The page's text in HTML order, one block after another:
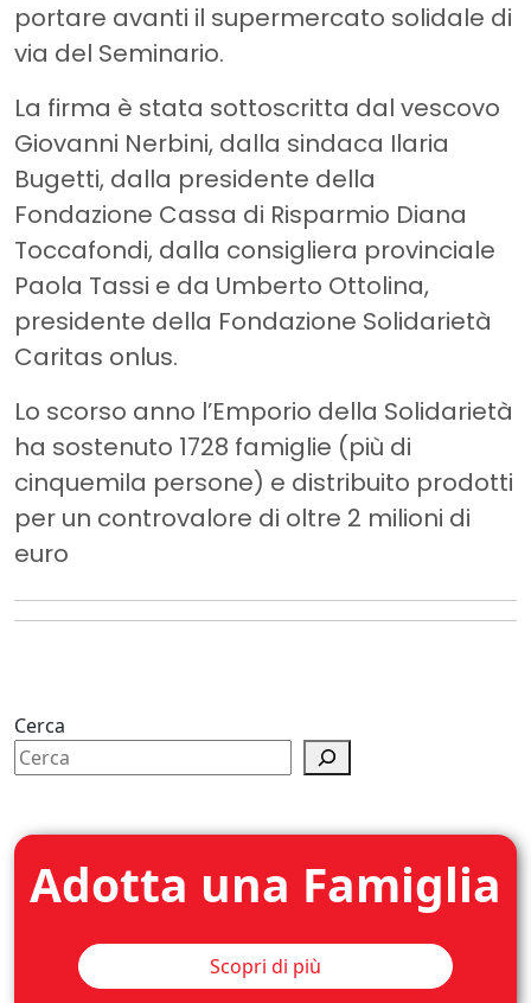
portare avanti il supermercato solidale di
via del Seminario.
La firma è stata sottoscritta dal vescovo
Giovanni Nerbini, dalla sindaca Ilaria
Bugetti, dalla presidente della
Fondazione Cassa di Risparmio Diana
Toccafondi, dalla consigliera provinciale
Paola Tassi e da Umberto Ottolina,
presidente della Fondazione Solidarietà
Caritas onlus.
Lo scorso anno l’Emporio della Solidarietà
ha sostenuto 1728 famiglie (più di
cinquemila persone) e distribuito prodotti
per un controvalore di oltre 2 milioni di
euro
Cerca
Adotta una Famiglia
Scopri di più